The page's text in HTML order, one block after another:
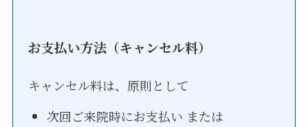
お支払い方法（キャンセル料）
キャンセル料は、原則として
次回ご来院時にお支払い または